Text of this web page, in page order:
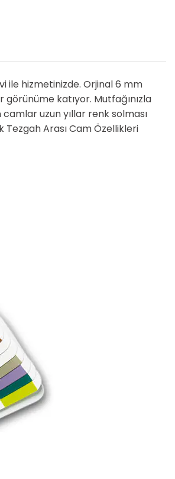
ile hizmetinizde. Orjinal 6 mm
katıyor. Mutfağınızla
uzun yıllar renk solması
Arası Cam Özellikleri